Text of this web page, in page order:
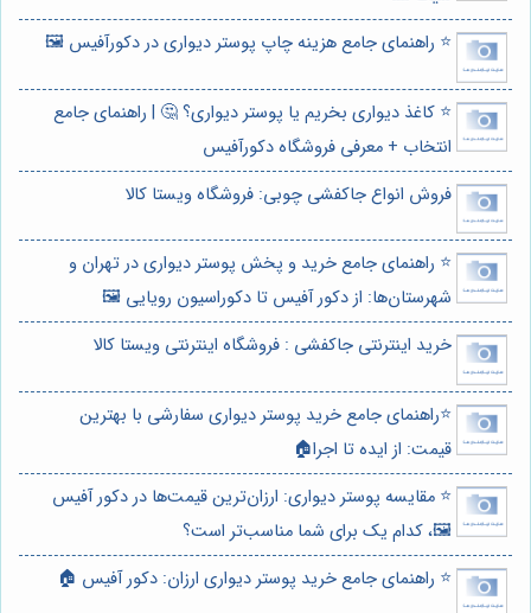
⭐️ راهنمای جامع هزینه چاپ پوستر دیواری در دکورآفیس 🖼️
⭐️ کاغذ دیواری بخریم یا پوستر دیواری؟ 🤔 | راهنمای جامع
انتخاب + معرفی فروشگاه دکورآفیس
فروش انواع جاکفشی چوبی: فروشگاه ویستا کالا
⭐️ راهنمای جامع خرید و پخش پوستر دیواری در تهران و
شهرستان‌ها: از دکور آفیس تا دکوراسیون رویایی 🖼️
خرید اینترنتی جاکفشی : فروشگاه اینترنتی ویستا کالا
⭐️راهنمای جامع خرید پوستر دیواری سفارشی با بهترین
قیمت: از ایده تا اجرا🏠
⭐️ مقایسه پوستر دیواری: ارزان‌ترین قیمت‌ها در دکور آفیس
🖼️، کدام یک برای شما مناسب‌تر است؟
⭐️ راهنمای جامع خرید پوستر دیواری ارزان: دکور آفیس 🏠